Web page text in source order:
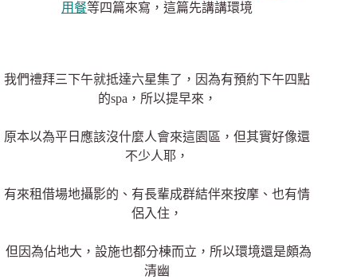
用餐等四篇來寫，這篇先講講環境
我們禮拜三下午就抵達六星集了，因為有預約下午四點
的spa，所以提早來，
原本以為平日應該沒什麼人會來這園區，但其實好像還
不少人耶，
有來租借場地攝影的、有長輩成群結伴來按摩、也有情
侶入住，
但因為佔地大，設施也都分棟而立，所以環境還是頗為
清幽